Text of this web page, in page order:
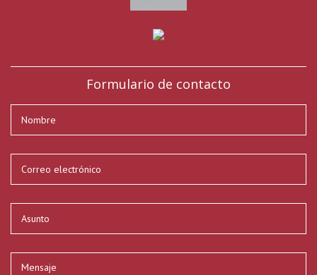
Formulario de contacto
Su nombre
Su dirección de correo electrónico
Asunto